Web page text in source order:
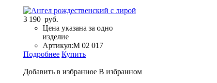
3 190 руб.
Цена указана за одно
изделие
Артикул:М 02 017
Подробнее Купить
Добавить в избранное В избранном